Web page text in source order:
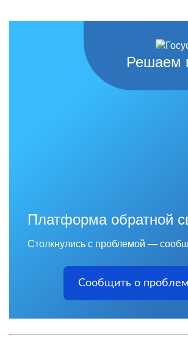
Решаем
Платформа обратной
Столкнулись с проблемой —
Сообщить о